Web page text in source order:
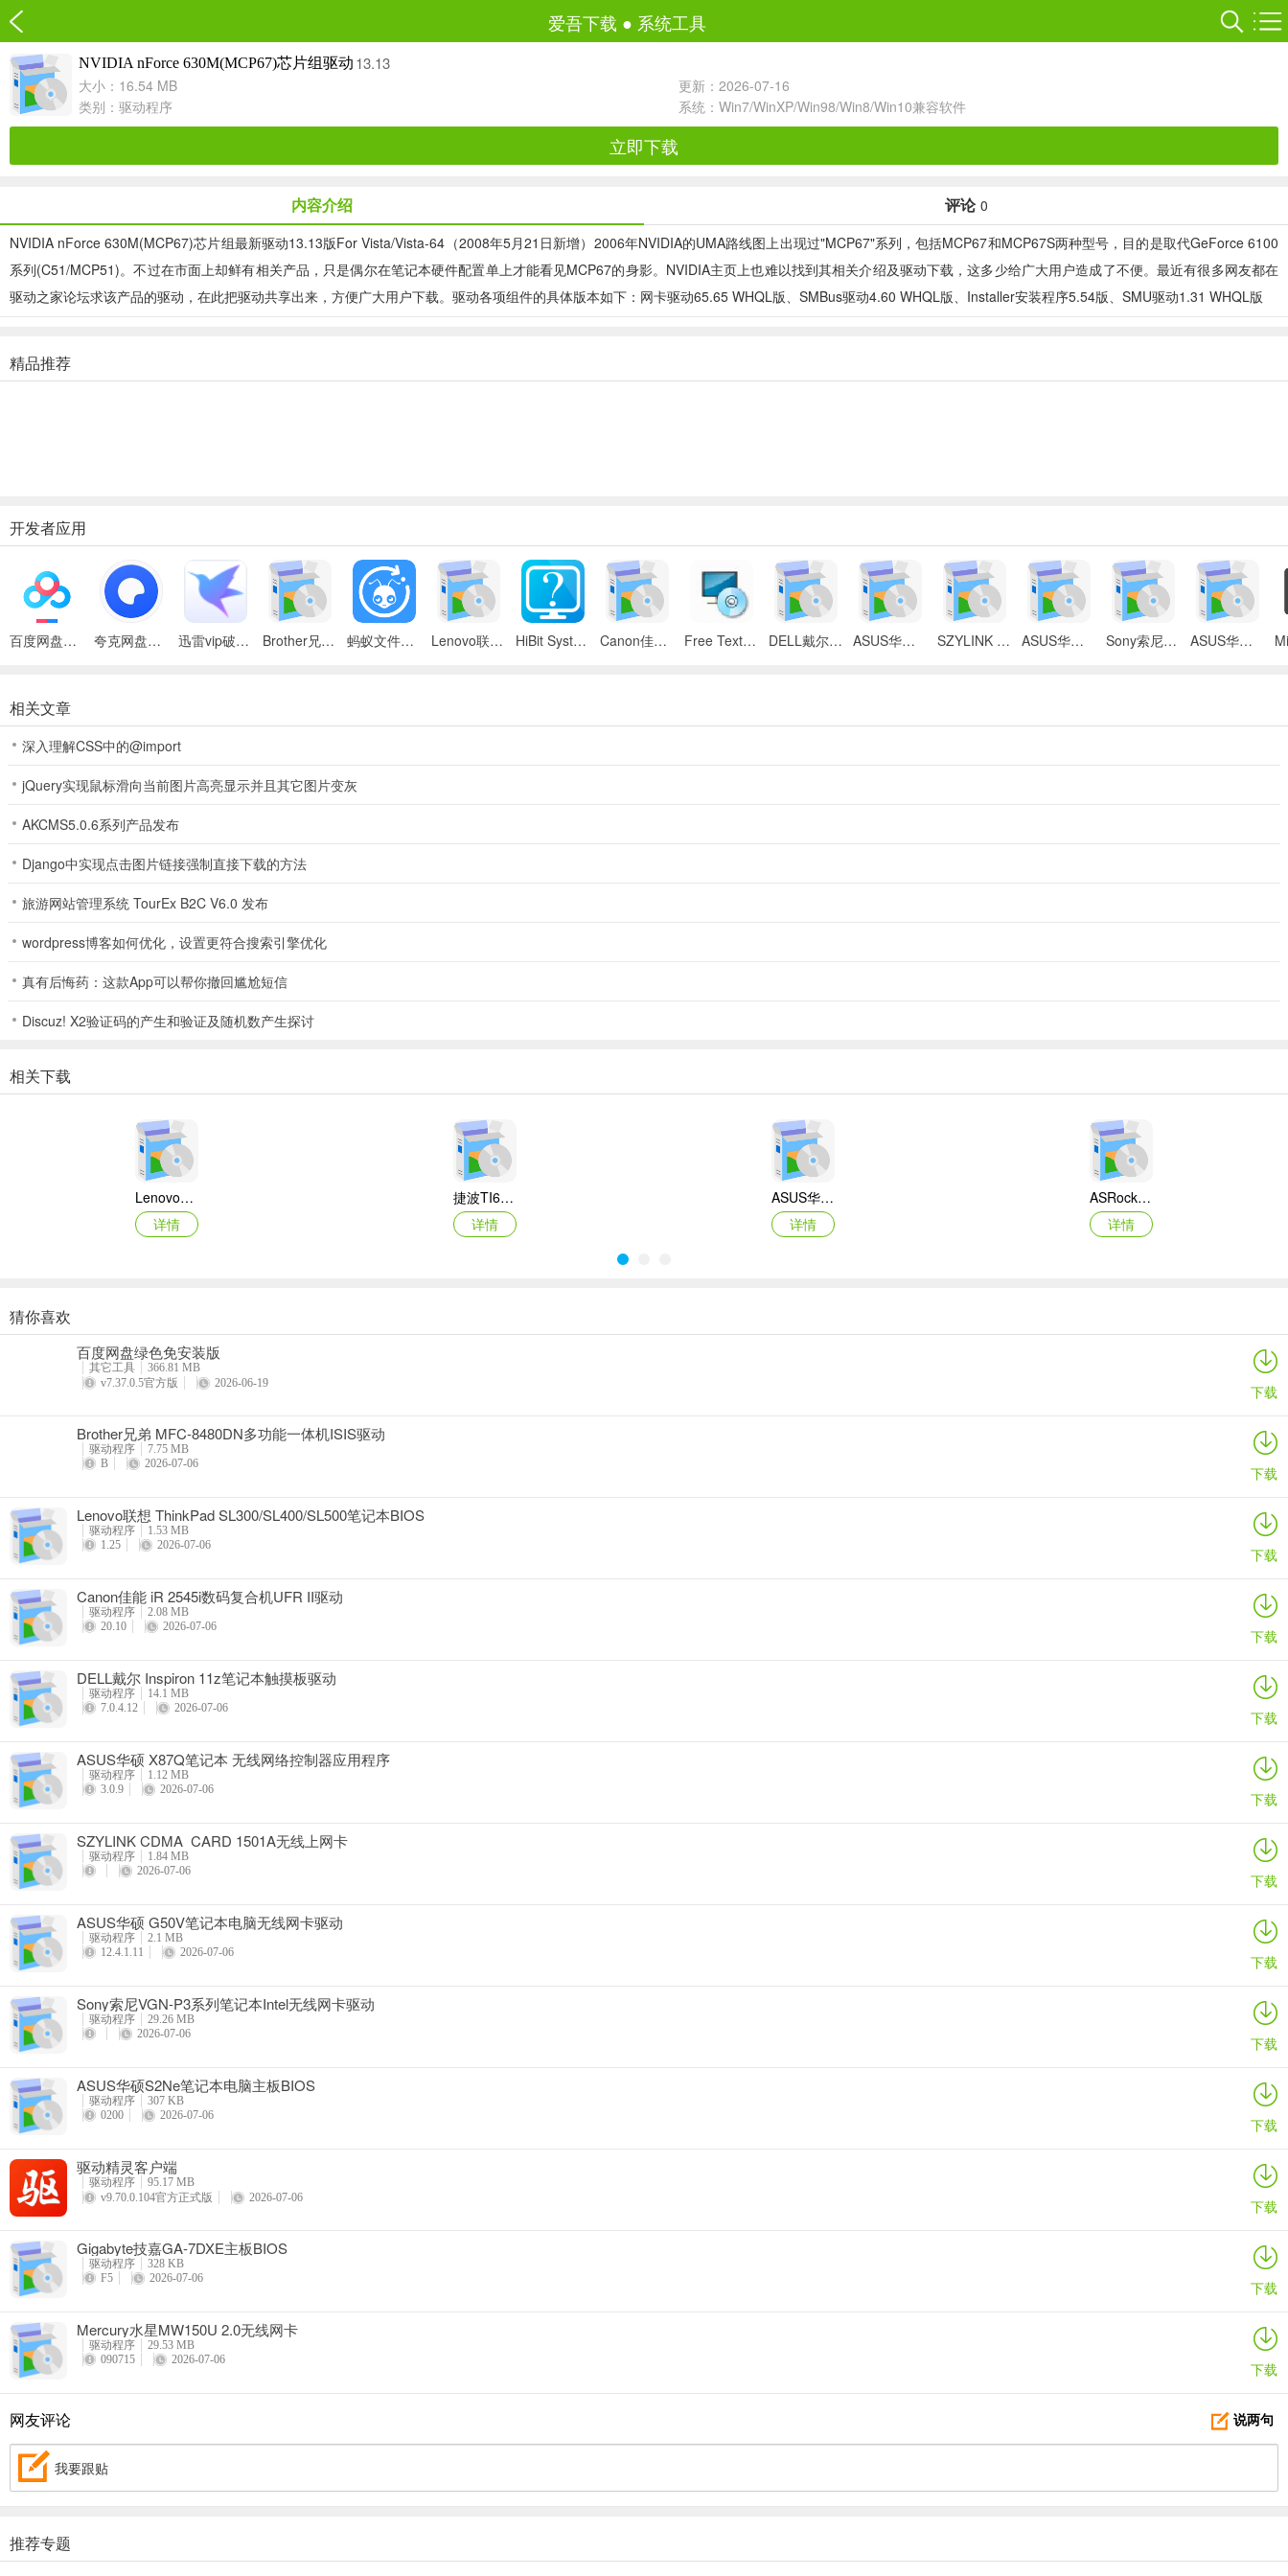
爱吾下载 ● 系统工具
NVIDIA nForce 630M(MCP67)芯片组驱动 13.13
大小：16.54 MB
更新：2026-07-16
类别： 驱动程序 系统：Win7/WinXP/Win98/Win8/Win10兼容软件
立即下载
内容介绍 评论 0
NVIDIA nForce 630M(MCP67)芯片组最新驱动13.13版For Vista/Vista-64（2008年5月21日新增）2006年NVIDIA的UMA路线图上出现过"MCP67"系列，包括MCP67和MCP67S两种型号，目的是取代GeForce 6100
系列(C51/MCP51)。不过在市面上却鲜有相关产品，只是偶尔在笔记本硬件配置单上才能看见MCP67的身影。NVIDIA主页上也难以找到其相关介绍及驱动下载，这多少给广大用户造成了不便。最近有很多网友都在
驱动之家论坛求该产品的驱动，在此把驱动共享出来，方便广大用户下载。驱动各项组件的具体版本如下：网卡驱动65.65 WHQL版、SMBus驱动4.60 WHQL版、Installer安装程序5.54版、SMU驱动1.31 WHQL版
精品推荐
开发者应用
百度网盘绿色免安装Pc电脑版 夸克网盘官方正式版 迅雷vip破解版永久会员2024版 Brother兄弟 MFC-8480DN多功能一体机ISIS驱动 蚂蚁文件（数据恢复大师） Lenovo联想 ThinkPad SL300/SL400/SL500笔记本BIOS HiBit System Information(系统信息检测工具) Canon佳能 iR 2545i数码复合机UFR II驱动 Free Text to Speech DELL戴尔 Inspiron 11z笔记本触摸板驱动 ASUS华硕 X87Q笔记本 无线网络控制器应用程序 SZYLINK CDMA_CARD 1501A无线上网卡 ASUS华硕 G50V笔记本电脑无线网卡驱动 Sony索尼VGN-P3系列笔记本Intel无线网卡驱动 ASUS华硕S2Ne笔记本电脑主板BIOS
相关文章
深入理解CSS中的@import
jQuery实现鼠标滑向当前图片高亮显示并且其它图片变灰
AKCMS5.0.6系列产品发布
Django中实现点击图片链接强制直接下载的方法
旅游网站管理系统 TourEx B2C V6.0 发布
wordpress博客如何优化，设置更符合搜索引擎优化
真有后悔药：这款App可以帮你撤回尴尬短信
Discuz! X2验证码的产生和验证及随机数产生探讨
相关下载
Lenovo联想 Ideapad Z465/Z565系列笔记本 声卡驱动
详情
捷波TI61AG-A主板BIOS
详情
ASUS华硕F1A55-M LX3 R2.0主板BIOS
详情
ASRock华擎IMB-A160主板BIOS
详情
奥睿科PAS3062-2E/PAS3062-2S/PAS3064-2S2E系列扩展卡驱动
详情
Canon佳能 PowerShot A310 WIA驱动
AMD Mobility Radeon HD 2000/HD 3000/HD 4000/HD 5000系列移动显卡催化剂驱动
映泰Hi-Fi H77S 5.x主板BIOS
猜你喜欢
百度网盘绿色免安装版
其它工具
366.81 MB
v7.37.0.5官方版
2026-06-19 下载
Brother兄弟 MFC-8480DN多功能一体机ISIS驱动
驱动程序
7.75 MB
B
2026-07-06 下载
Lenovo联想 ThinkPad SL300/SL400/SL500笔记本BIOS
驱动程序
1.53 MB
1.25
2026-07-06 下载
Canon佳能 iR 2545i数码复合机UFR II驱动
驱动程序
2.08 MB
20.10
2026-07-06 下载
DELL戴尔 Inspiron 11z笔记本触摸板驱动
驱动程序
14.1 MB
7.0.4.12
2026-07-06 下载
ASUS华硕 X87Q笔记本 无线网络控制器应用程序
驱动程序
1.12 MB
3.0.9
2026-07-06 下载
SZYLINK CDMA_CARD 1501A无线上网卡
驱动程序
1.84 MB
2026-07-06
下载
ASUS华硕 G50V笔记本电脑无线网卡驱动
驱动程序
2.1 MB
12.4.1.11
2026-07-06 下载
Sony索尼VGN-P3系列笔记本Intel无线网卡驱动
驱动程序
29.26 MB
2026-07-06
下载
ASUS华硕S2Ne笔记本电脑主板BIOS
驱动程序
307 KB
0200
2026-07-06 下载
驱动精灵客户端
驱动程序
95.17 MB
v9.70.0.104官方正式版
2026-07-06 下载
Gigabyte技嘉GA-7DXE主板BIOS
驱动程序
328 KB
F5
2026-07-06 下载
Mercury水星MW150U 2.0无线网卡
驱动程序
29.53 MB
090715
2026-07-06 下载
说两句
网友评论
我要跟贴
推荐专题